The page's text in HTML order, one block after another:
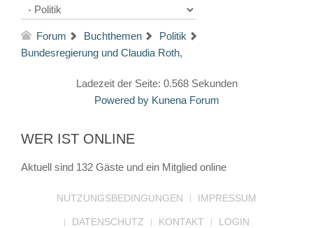
Forum Buchthemen
Politik
Bundesregierung und Claudia Roth,
Ladezeit der Seite: 0.568 Sekunden
Powered by Kunena Forum
WER IST ONLINE
Aktuell sind 132 Gäste und ein Mitglied online
NUTZUNGSBEDINGUNGEN IMPRESSUM
DATENSCHUTZ KONTAKT LOGIN